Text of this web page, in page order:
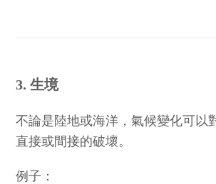
3. 生境
不論是陸地或海洋，氣候變化可以
直接或間接的破壞。
例子：